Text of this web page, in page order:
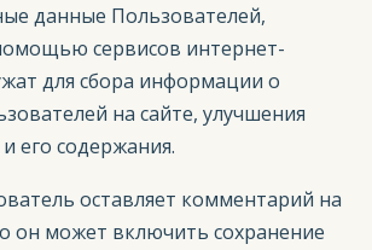
данные Пользователей,
сервисов интернет-
для сбора информации о
на сайте, улучшения
его содержания.
оставляет комментарий на
он может включить сохранение